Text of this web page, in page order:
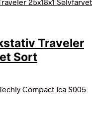
Traveler
Sort